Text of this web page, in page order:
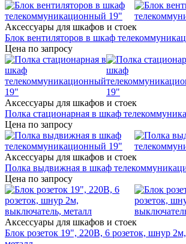
Аксессуары для шкафов и стоек
Блок вентиляторов в шкаф
Цена по запросу
Аксессуары для шкафов и стоек
Полка стационарная в шкаф
Цена по запросу
Аксессуары для шкафов и стоек
Полка выдвижная в шкаф
Цена по запросу
Аксессуары для шкафов и стоек
Блок розеток 19", 220В, 6 розеток, шнур